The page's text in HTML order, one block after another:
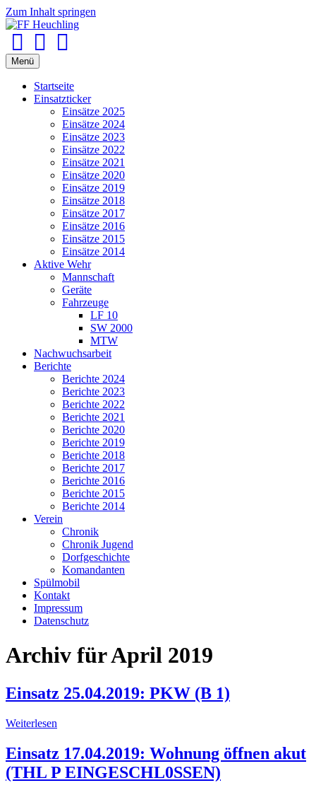
Zum Inhalt springen
Menü
Startseite
Einsatzticker
Einsätze 2025
Einsätze 2024
Einsätze 2023
Einsätze 2022
Einsätze 2021
Einsätze 2020
Einsätze 2019
Einsätze 2018
Einsätze 2017
Einsätze 2016
Einsätze 2015
Einsätze 2014
Aktive Wehr
Mannschaft
Geräte
Fahrzeuge
LF 10
SW 2000
MTW
Nachwuchsarbeit
Berichte
Berichte 2024
Berichte 2023
Berichte 2022
Berichte 2021
Berichte 2020
Berichte 2019
Berichte 2018
Berichte 2017
Berichte 2016
Berichte 2015
Berichte 2014
Verein
Chronik
Chronik Jugend
Dorfgeschichte
Komandanten
Spülmobil
Kontakt
Impressum
Datenschutz
Archiv für April 2019
Einsatz 25.04.2019: PKW (B 1)
Weiterlesen
Einsatz 17.04.2019: Wohnung öffnen akut
(THL P EINGESCHL0SSEN)